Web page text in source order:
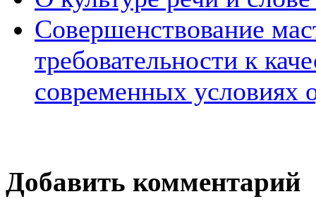
Совершенствование
требовательности к
современных условиях
Добавить комментарий